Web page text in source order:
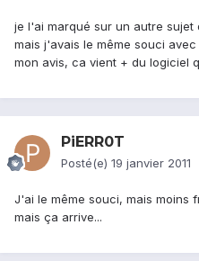
je l'ai marqué sur un autre
mais j'avais le même souci
mon avis, ca vient + du logiciel
PiERR0T
Posté(e) 19 janvier 2011
J'ai le même souci, mais moins
mais ça arrive...